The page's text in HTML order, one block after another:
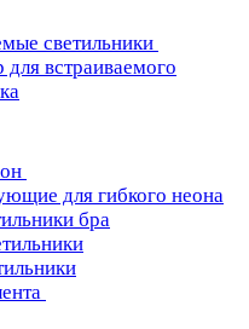
светильники
для встраиваемого
для гибкого неона
бра